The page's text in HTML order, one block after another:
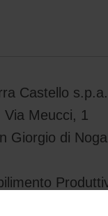
Castello s.p.a.
Via Meucci, 1
Giorgio di